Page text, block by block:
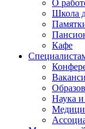
О
Школа
Кафе
Наука